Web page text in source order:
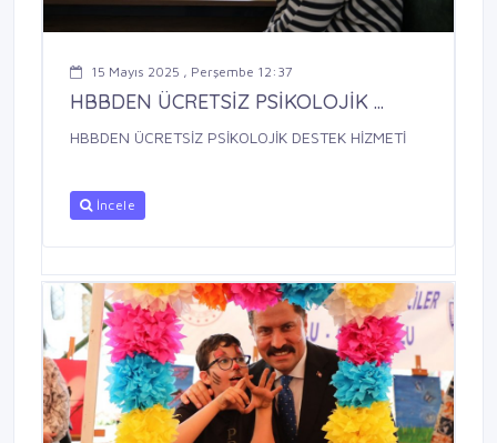
15 Mayıs 2025 , Perşembe 12:37
HBBDEN ÜCRETSİZ PSİKOLOJİK ...
HBBDEN ÜCRETSİZ PSİKOLOJİK DESTEK HİZMETİ
İncele